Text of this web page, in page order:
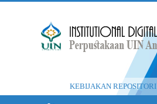
KEBIJAKAN REPOSITORI